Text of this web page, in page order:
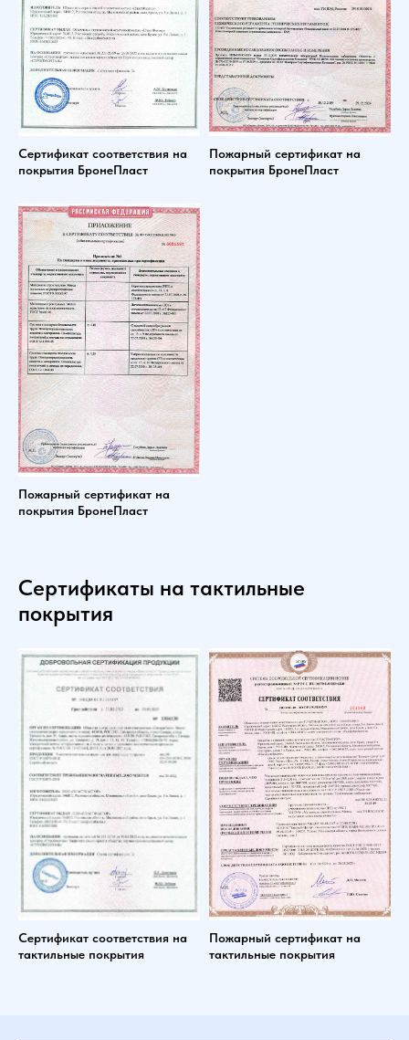
Сертификат соответствия на
покрытия БронеПласт
Пожарный сертификат на
покрытия БронеПласт
Пожарный сертификат на
покрытия БронеПласт
Сертификаты на тактильные
покрытия
Сертификат соответствия на
тактильные покрытия
Пожарный сертификат на
тактильные покрытия